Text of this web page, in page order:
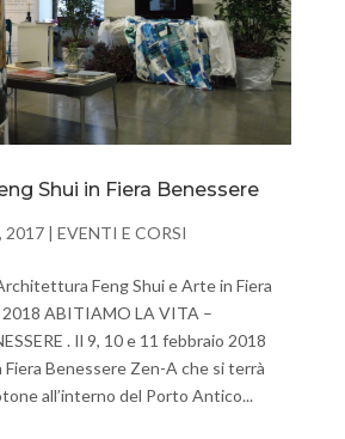
Shui in Fiera Benessere
2017| EVENTI E CORSI
Feng Shui e Arte in Fiera
ABITIAMO LA VITA –
. Il 9, 10 e 11 febbraio 2018
Benessere Zen-A che si terrà
all’interno del Porto Antico...